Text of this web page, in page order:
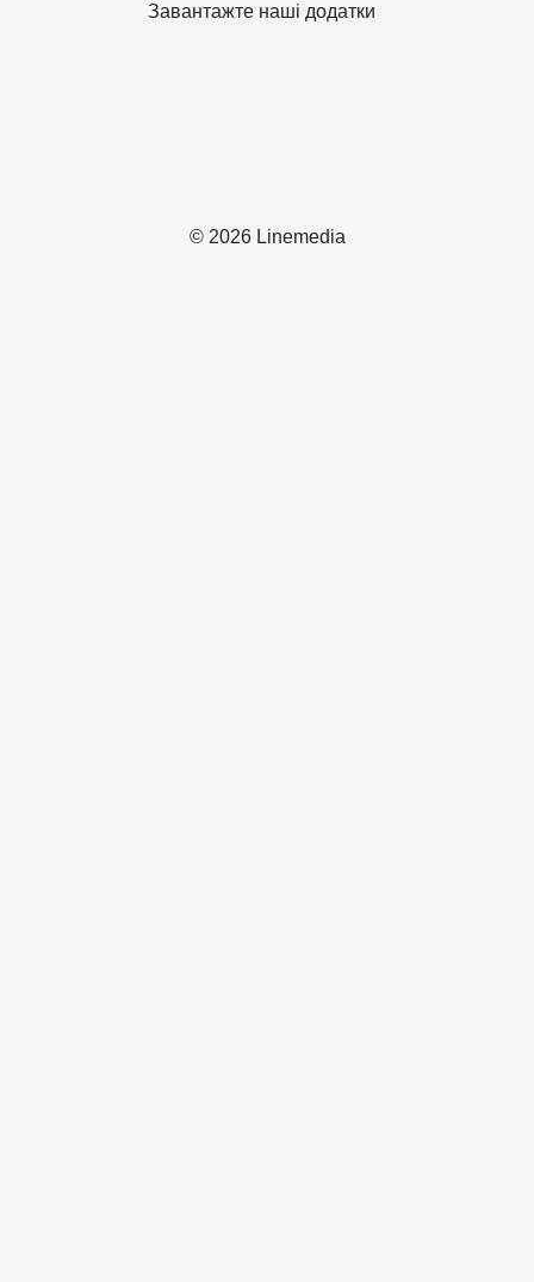
© 2026 Linemedia
Завантажте наші додатки